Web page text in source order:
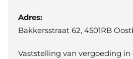
Adres:
Bakkersstraat 62, 4501RB
Vaststelling van vergoeding